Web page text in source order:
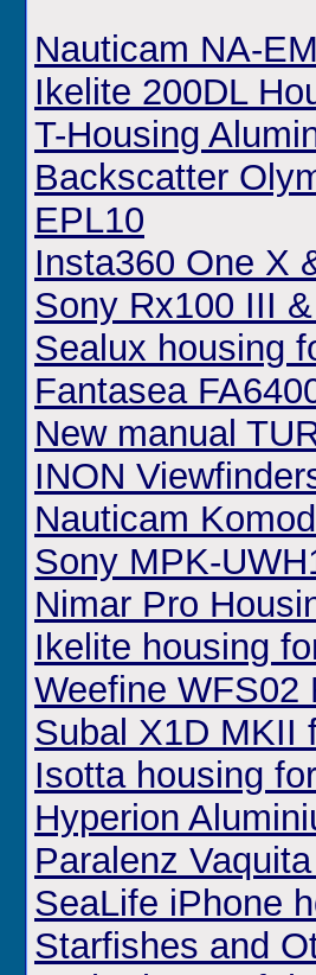
Nauticam NA-
Ikelite 200DL
T-Housing
Backscatter
EPL10
Insta360 One X
Sony Rx100 III
Sealux housing
Fantasea
New manual
INON
Nauticam
Sony MPK-
Nimar Pro
Ikelite housing
Weefine WFS02
Subal X1D MKII
Isotta housing
Hyperion
Paralenz
SeaLife iPhone
Starfishes and